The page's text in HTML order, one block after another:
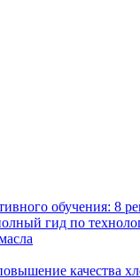
обучения: 8
гид по
качества